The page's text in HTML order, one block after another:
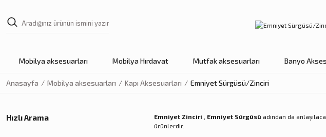
Mobilya aksesuarları Mobilya Hırdavat Mutfak aksesuarları Banyo
Anasayfa Mobilya aksesuarları Kapı Aksesuarları Emniyet Sürgüsü/Zinciri
Hızlı Arama Emniyet Zinciri Emniyet Sürgüsü adından da
ürünlerdir.